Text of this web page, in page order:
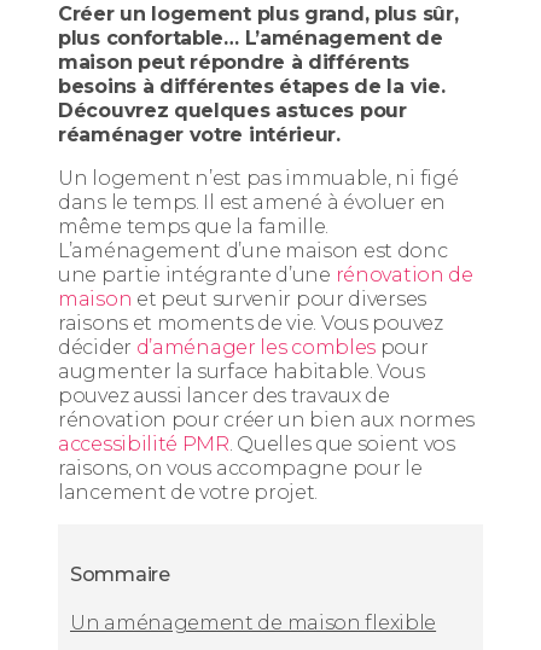
Créer un logement plus grand, plus sûr,
plus confortable… L’aménagement de
maison peut répondre à différents
besoins à différentes étapes de la vie.
Découvrez quelques astuces pour
réaménager votre intérieur.
Un logement n’est pas immuable, ni figé
dans le temps. Il est amené à évoluer en
même temps que la famille.
L’aménagement d’une maison est donc
une partie intégrante d’une rénovation de
maison et peut survenir pour diverses
raisons et moments de vie. Vous pouvez
décider d’aménager les combles pour
augmenter la surface habitable. Vous
pouvez aussi lancer des travaux de
rénovation pour créer un bien aux normes
accessibilité PMR . Quelles que soient vos
raisons, on vous accompagne pour le
lancement de votre projet.
Sommaire
Un aménagement de maison flexible